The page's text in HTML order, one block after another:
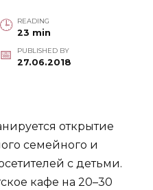
READING
23 min
PUBLISHED BY
27.06.2018
открытие
семейного и
с детьми.
кафе на 20–30